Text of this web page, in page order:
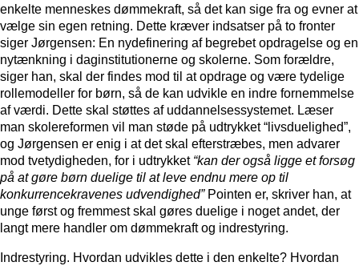
enkelte menneskes dømmekraft, så det kan sige fra og evner at
vælge sin egen retning. Dette kræver indsatser på to fronter
siger Jørgensen: En nydefinering af begrebet opdragelse og en
nytænkning i daginstitutionerne og skolerne. Som forældre,
siger han, skal der findes mod til at opdrage og være tydelige
rollemodeller for børn, så de kan udvikle en indre fornemmelse
af værdi. Dette skal støttes af uddannelsessystemet. Læser
man skolereformen vil man støde på udtrykket “livsduelighed”,
og Jørgensen er enig i at det skal efterstræbes, men advarer
mod tvetydigheden, for i udtrykket “kan der også ligge et forsøg
på at gøre børn duelige til at leve endnu mere op til
konkurrencekravenes udvendighed”Pointen er, skriver han, at
unge først og fremmest skal gøres duelige i noget andet, der
langt mere handler om dømmekraft og indrestyring.
Indrestyring. Hvordan udvikles dette i den enkelte? Hvordan